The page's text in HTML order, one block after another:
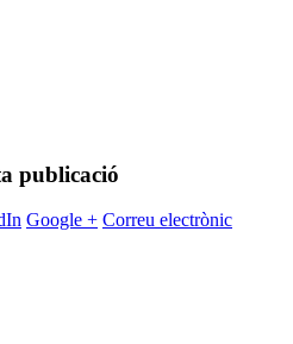
publicació
Google + Correu electrònic